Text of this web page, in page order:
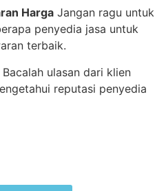
Harga Jangan ragu untuk
penyedia jasa untuk
terbaik.
Bacalah ulasan dari klien
reputasi penyedia